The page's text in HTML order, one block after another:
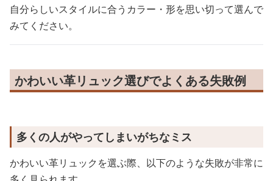
自分らしいスタイルに合うカラー・形を思い切って選んで
みてください。
かわいい革リュック選びでよくある失敗例
多くの人がやってしまいがちなミス
かわいい革リュックを選ぶ際、以下のような失敗が非常に